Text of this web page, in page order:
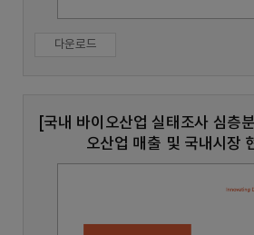
다운로드
[국내 바이오산업 실태조사 심층
오산업 매출 및 국내시장